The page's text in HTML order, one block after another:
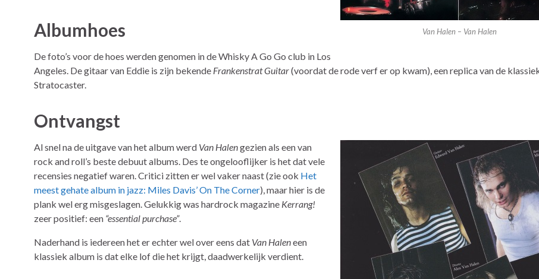
Van Halen – Van Halen
Albumhoes
De foto’s voor de hoes werden genomen in de Whisky A Go Go club in Los
Angeles. De gitaar van Eddie is zijn bekende Frankenstrat Guitar(voordat de rode verf er op kwam), een replica van de
Stratocaster.
Ontvangst
Al snel na de uitgave van het album werd Van Halengezien als een van
rock and roll’s beste debuut albums. Des te ongelooflijker is het dat vele
recensies negatief waren. Critici zitten er wel vaker naast (zie ook Het
meest gehate album in jazz: Miles Davis’ On The Corner), maar hier is de
plank wel erg misgeslagen. Gelukkig was hardrock magazine Kerrang!
zeer positief: een “essential purchase”.
Naderhand is iedereen het er echter wel over eens dat Van Haleneen
klassiek album is dat elke lof die het krijgt, daadwerkelijk verdient.